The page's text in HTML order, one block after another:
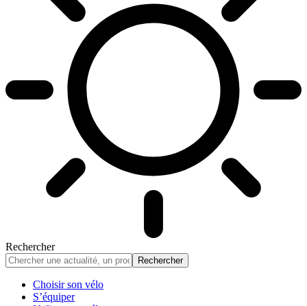
Rechercher
Choisir son vélo
S’équiper